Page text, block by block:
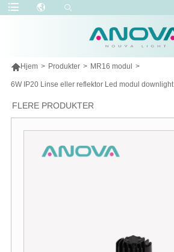
Hjem > Produkter > MR16 modul >
6W IP20 Linse eller reflektor Led modul downlight
FLERE PRODUKTER